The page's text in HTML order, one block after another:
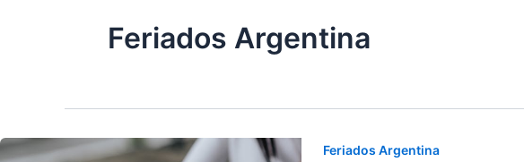
Feriados Argentina
Feriados Argentina